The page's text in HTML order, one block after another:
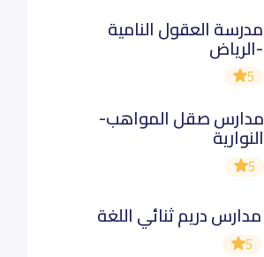
مدرسة العقول النامية
-الرياض
5
مدارس صقل المواهب-
النوارية
5
مدارس دريم ثنائي اللغة
5